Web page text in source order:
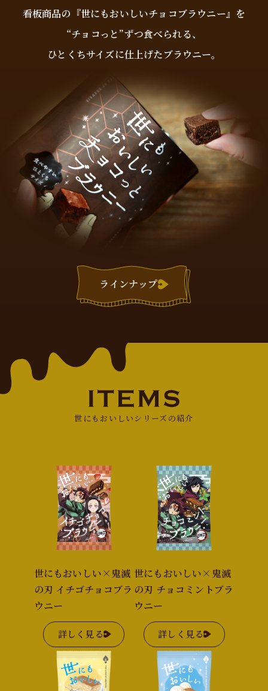
看板商品の『世にもおいしいチョコブラウニー』を
“チョコっと”ずつ食べられる、
ひとくちサイズに仕上げたブラウニー。
ラインナップ
世にもおいしいシリーズの紹介
世にもおいしい×鬼滅
の刃 イチゴチョコブラ
ウニー
詳しく見る
世にもおいしい×鬼滅
の刃 チョコミントブラ
ウニー
詳しく見る